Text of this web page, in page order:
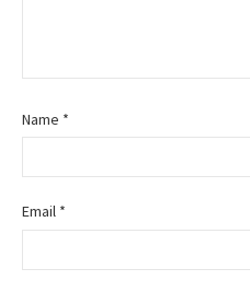
Name *
Email *